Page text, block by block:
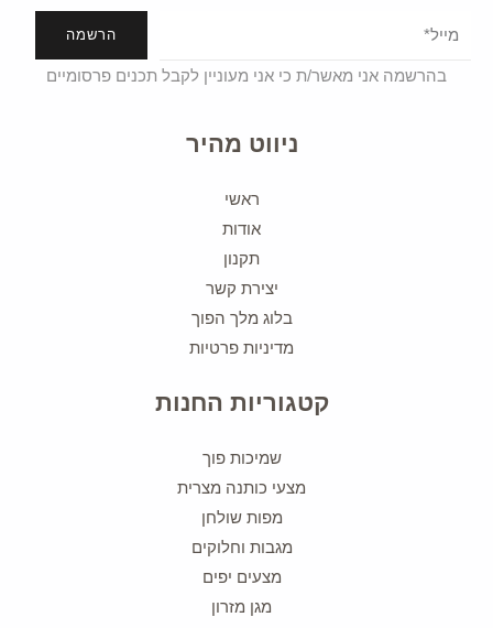
הרשמה
בהרשמה אני מאשר/ת כי אני מעוניין לקבל תכנים פרסומיים
ניווט מהיר
ראשי
אודות
תקנון
יצירת קשר
בלוג מלך הפוך
מדיניות פרטיות
קטגוריות החנות
שמיכות פוך
מצעי כותנה מצרית
מפות שולחן
מגבות וחלוקים
מצעים יפים
מגן מזרון